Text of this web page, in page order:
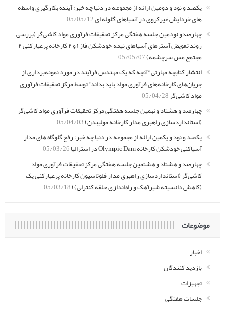
یکصد و نود و دومین ارائه از مجموعه در دنیا چه خبر: آینده بکارگیری واسطه
های خردایش غیرکروی در آسیاهای گلوله ای05/05/12
چهارصدو نودمین جلسه هفتگی مرکز تحقیقات فرآوری مواد کاشی‌گر (بررسی
روند تعویض آسترهای آسیاهای نیمه خودشکن فاز ۱ و ۲ کارخانه پرعیارکنی ۲
مجتمع مس سرچشمه)05/05/07
انتشار کتابچه مهارتی “آنچه که یک مهندس فرآیند در مورد نمونه‌برداری از
جریان‌های کارخانه‌های فرآوری مواد باید بداند” توسط مرکز تحقیقات فرآوری
مواد کاشی‌گر05/04/28
چهارصد و هشتاد و نهمین جلسه هفتگی مرکز تحقیقات فرآوری مواد کاشی‌گر
(استانداردسازی راهبری مدار کارخانه مولیبدن)05/04/03
یکصد و نود و یکمین ارائه از مجموعه در دنیا چه خبر: رفع گلوگاه های مدار
آسیاکنی خودشکن کارخانه Olympic Dam در استرالیا
05/03/26
چهارصد و هشتاد و هشتمین جلسه هفتگی مرکز تحقیقات فرآوری مواد
کاشی‌گر (استانداردسازی راهبری مدار فلوتاسیون کارخانه پرعیارکنی یک
(کاهش دانسیته شیرآهک و راه‌اندازی حلقه کنترلی))05/03/18
موضوعات
اخبار
بازدید کنندگان
تجهیزات
جلسات هفتگی